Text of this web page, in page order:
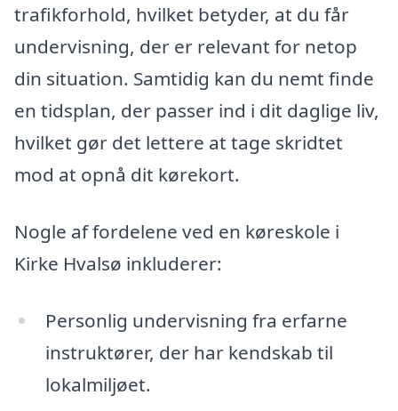
trafikforhold, hvilket betyder, at du får
undervisning, der er relevant for netop
din situation. Samtidig kan du nemt finde
en tidsplan, der passer ind i dit daglige liv,
hvilket gør det lettere at tage skridtet
mod at opnå dit kørekort.
Nogle af fordelene ved en køreskole i
Kirke Hvalsø inkluderer:
Personlig undervisning fra erfarne
instruktører, der har kendskab til
lokalmiljøet.